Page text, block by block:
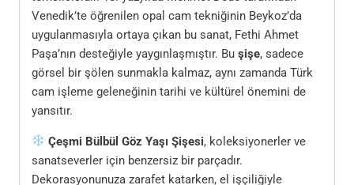
Venedik’te öğrenilen opal cam tekniğinin Beykoz’da
uygulanmasıyla ortaya çıkan bu sanat, Fethi Ahmet
Paşa’nın desteğiyle yaygınlaşmıştır. Bu şişe, sadece
görsel bir şölen sunmakla kalmaz, aynı zamanda Türk
cam işleme geleneğinin tarihi ve kültürel önemini de
yansıtır.
Çeşmi Bülbül Göz Yaşı Şişesi, koleksiyonerler ve
sanatseverler için benzersiz bir parçadır.
Dekorasyonunuza zarafet katarken, el işçiliğiyle